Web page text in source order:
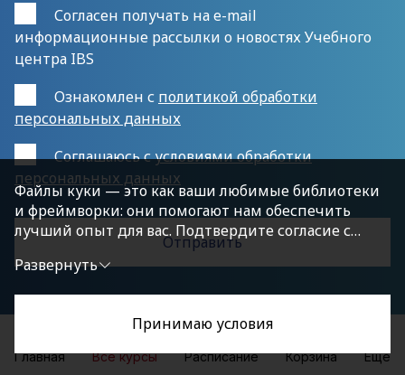
Согласен получать на e-mail
информационные рассылки о новостях Учебного
центра IBS
Ознакомлен с политикой обработки
персональных данных
Cоглашаюсь сусловиями обработки
персональных данных
Главная Все курсы Расписание Корзина Еще
Файлы куки — это как ваши любимые библиотеки
и фреймворки: они помогают нам обеспечить
лучший опыт для вас. Подтвердите согласие с
политикой конфиденциальности, нажав
«Принимаю условия», чтобы продолжить.
Развернуть
Принимаю условия